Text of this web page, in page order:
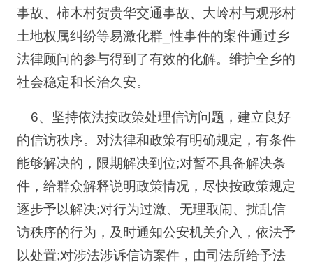
事故、柿木村贺贵华交通事故、大岭村与观形村
土地权属纠纷等易激化群_性事件的案件通过乡
法律顾问的参与得到了有效的化解。维护全乡的
社会稳定和长治久安。
6、坚持依法按政策处理信访问题，建立良好
的信访秩序。对法律和政策有明确规定，有条件
能够解决的，限期解决到位;对暂不具备解决条
件，给群众解释说明政策情况，尽快按政策规定
逐步予以解决;对行为过激、无理取闹、扰乱信
访秩序的行为，及时通知公安机关介入，依法予
以处置;对涉法涉诉信访案件，由司法所给予法